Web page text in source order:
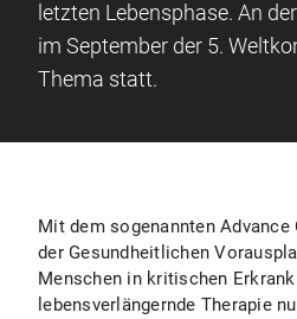
letzten Lebensphase. An
im September der 5.
Thema statt.
Mit dem sogenannten Advance
der Gesundheitlichen
Menschen in kritischen
lebensverlängernde Therapie